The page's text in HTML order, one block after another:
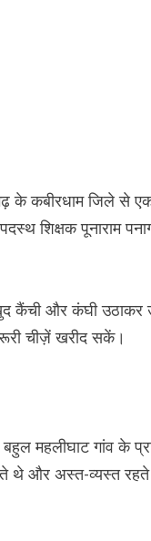
के कबीरधाम जिले से
शिक्षक पूनाराम
खुद कैंची और कंघी
चीज़ें खरीद सकें।
महलीघाट गांव के
थे और अस्त-व्यस्त